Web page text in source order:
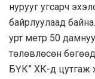
нурууг угсарч
байрлуулаад
урт метр 50
төлөвлөсөн
БҮК” ХК-д цутгаж